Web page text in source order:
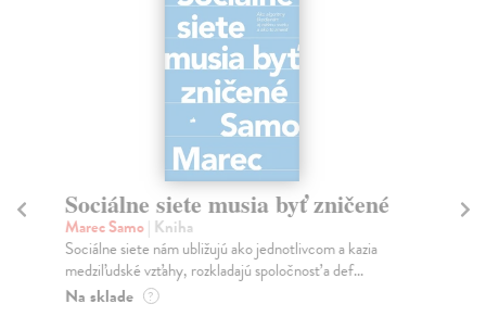
Sociálne siete musia byť zničené
Marec Samo| Kniha
Sociálne siete nám ubližujú ako jednotlivcom a kazia
medziľudské vzťahy, rozkladajú spoločnosť a def...
Na sklade ?